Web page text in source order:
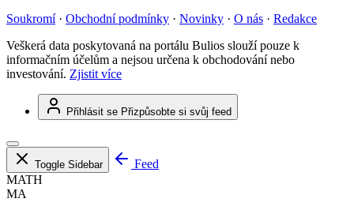
Soukromí · Obchodní podmínky · Novinky · O nás · Redakce
Veškerá data poskytovaná na portálu Bulios slouží pouze k
informačním účelům a nejsou určena k obchodování nebo
investování. Zjistit více
Přihlásit se Přizpůsobte si svůj feed
Toggle Sidebar
Feed
MATH
MA